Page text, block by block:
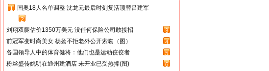
1
国奥18人名单调整 沈龙元最后时刻复活顶替吕建军
2
刘翔双腿估价1350万美元 没任何保险公司敢接招
3
前冠军变时尚美女 杨扬不拒老外公开索吻（图）
4
各国领导人中的体育健将：他们也是运动佼佼者
5
粉丝盛传姚明在通州建酒店 未开业已受热捧(图)
6